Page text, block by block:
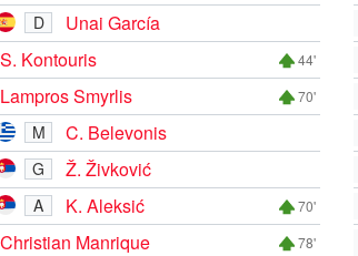
D
Unai García
S. Kontouris 44'
Lampros Smyrlis 70'
M
C. Belevonis
G
Ž. Živković
A K. Aleksić 70'
Christian Manrique 78'